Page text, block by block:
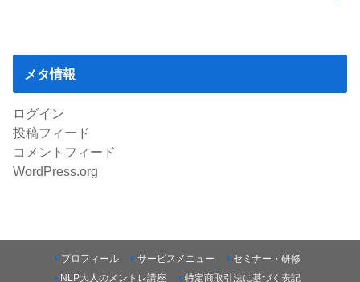
メタ情報
ログイン
投稿フィード
コメントフィード
WordPress.org
プロフィール サービスメニュー
セミナー・研修
NLP大人のメントレ講座
特定商取引法に基づく表記